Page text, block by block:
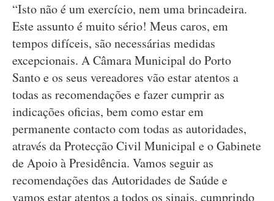
“Isto não é um exercício, nem uma brincadeira.
Este assunto é muito sério! Meus caros, em
tempos difíceis, são necessárias medidas
excepcionais. A Câmara Municipal do Porto
Santo e os seus vereadores vão estar atentos a
todas as recomendações e fazer cumprir as
indicações oficias, bem como estar em
permanente contacto com todas as autoridades,
através da Protecção Civil Municipal e o Gabinete
de Apoio à Presidência. Vamos seguir as
recomendações das Autoridades de Saúde e
vamos estar atentos a todos os sinais, cumprindo